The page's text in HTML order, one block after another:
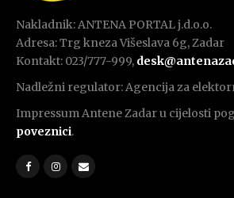
Nakladnik: ANTENA PORTAL j.d.o.o.
Adresa: Trg kneza Višeslava 6g, Zadar
Kontakt: 023/777-999,
Nadležni regulator: Agencija za
Impressum Antene Zadar u cijelosti
poveznici.